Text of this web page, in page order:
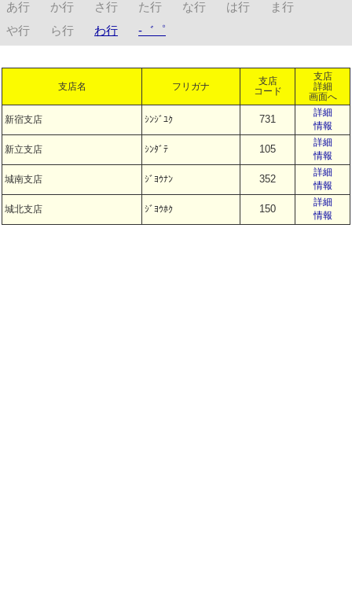
あ行 か行 さ行 た行 な行 は行
ま行
や行
ら行 わ行 -゛゜
支店名 フリガナ
支店
コード
支店
詳細
画面へ
新宿支店 ｼﾝｼﾞﾕｸ 731
詳細
情報
新立支店 ｼﾝﾀﾞﾃ 105
詳細
情報
城南支店 ｼﾞﾖｳﾅﾝ 352
詳細
情報
城北支店 ｼﾞﾖｳﾎｸ 150
詳細
情報